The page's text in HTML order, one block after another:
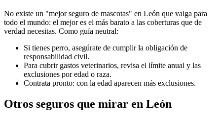
No existe un "mejor seguro de mascotas" en León que valga para
todo el mundo: el mejor es el más barato a las coberturas que de
verdad necesitas. Como guía neutral:
Si tienes perro, asegúrate de cumplir la obligación de
responsabilidad civil.
Para cubrir gastos veterinarios, revisa el límite anual y las
exclusiones por edad o raza.
Contrata pronto: con la edad aparecen más exclusiones.
Otros seguros que mirar en León